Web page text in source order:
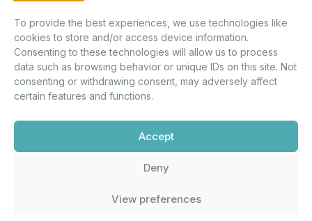
To provide the best experiences, we use technologies like
cookies to store and/or access device information.
Consenting to these technologies will allow us to process
data such as browsing behavior or unique IDs on this site. Not
consenting or withdrawing consent, may adversely affect
certain features and functions.
Accept
Deny
View preferences
Οδός Αριστείδου 1,
Κηφισιά Τ.Κ. 14561
Πρίντσιου – Corporate
Secretary & Investor
Relations – Τμήμα
Μετοχολογίου –
Ανακοινώσεων
m.printsiou@andromeda.eu